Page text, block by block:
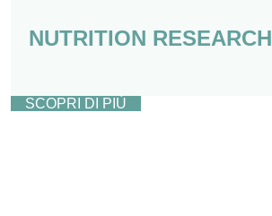
NUTRITION RESEARCH
SCOPRI DI PIÙ